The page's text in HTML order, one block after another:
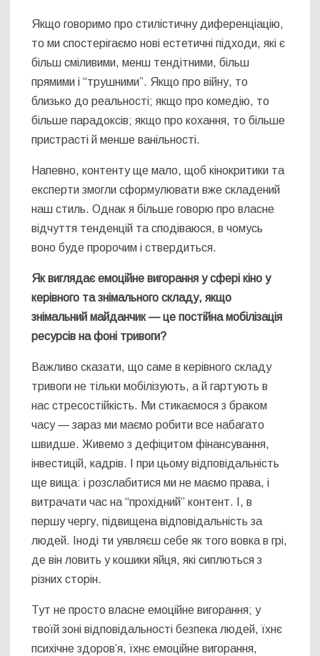
Якщо говоримо про стилістичну диференціацію,
то ми спостерігаємо нові естетичні підходи, які є
більш сміливими, менш тендітними, більш
прямими і “трушними”. Якщо про війну, то
близько до реальності; якщо про комедію, то
більше парадоксів; якщо про кохання, то більше
пристрасті й менше ванільності.
Напевно, контенту ще мало, щоб кінокритики та
експерти змогли сформулювати вже складений
наш стиль. Однак я більше говорю про власне
відчуття тенденцій та сподіваюся, в чомусь
воно буде пророчим і ствердиться.
Як виглядає емоційне вигорання у сфері кіно у
керівного та знімального складу, якщо
знімальний майданчик — це постійна мобілізація
ресурсів на фоні тривоги?
Важливо сказати, що саме в керівного складу
тривоги не тільки мобілізують, а й гартують в
нас стресостійкість. Ми стикаємося з браком
часу — зараз ми маємо робити все набагато
швидше. Живемо з дефіцитом фінансування,
інвестицій, кадрів. І при цьому відповідальність
ще вища: і розслабитися ми не маємо права, і
витрачати час на “прохідний” контент. І, в
першу чергу, підвищена відповідальність за
людей. Іноді ти уявляєш себе як того вовка в грі,
де він ловить у кошики яйця, які сиплються з
різних сторін.
Тут не просто власне емоційне вигорання; у
твоїй зоні відповідальності безпека людей, їхнє
психічне здоров’я, їхнє емоційне вигорання,